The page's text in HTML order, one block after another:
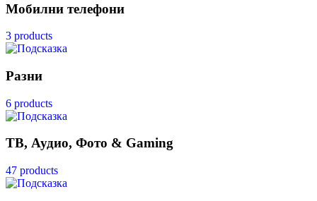
Мобилни телефони
3 products
Разни
6 products
ТВ, Аудио, Фото & Gaming
47 products